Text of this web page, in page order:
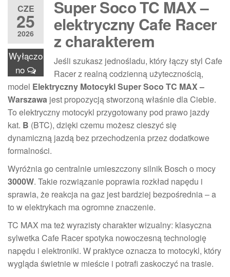
CZE
25
2026
Wyłączo
no
Super Soco TC MAX –
elektryczny Cafe Racer
z charakterem
Jeśli szukasz jednośladu, który łączy styl Cafe
Racer z realną codzienną użytecznością,
model Elektryczny Motocykl Super Soco TC MAX –
Warszawa jest propozycją stworzoną właśnie dla Ciebie.
To elektryczny motocykl przygotowany pod prawo jazdy
kat. B (BTC), dzięki czemu możesz cieszyć się
dynamiczną jazdą bez przechodzenia przez dodatkowe
formalności.
Wyróżnia go centralnie umieszczony silnik Bosch o mocy
3000W. Takie rozwiązanie poprawia rozkład napędu i
sprawia, że reakcja na gaz jest bardziej bezpośrednia – a
to w elektrykach ma ogromne znaczenie.
TC MAX ma też wyrazisty charakter wizualny: klasyczna
sylwetka Cafe Racer spotyka nowoczesną technologię
napędu i elektroniki. W praktyce oznacza to motocykl, który
wygląda świetnie w mieście i potrafi zaskoczyć na trasie.